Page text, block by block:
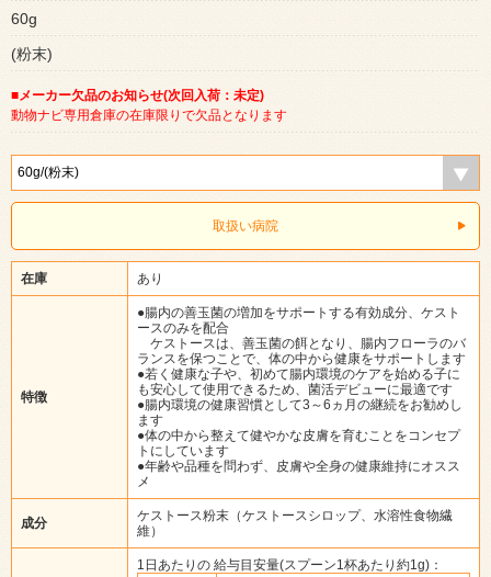
60g
(粉末)
■メーカー欠品のお知らせ(次回入荷：未定)
動物ナビ専用倉庫の在庫限りで欠品となります
取扱い病院
在庫 あり
特徴
●腸内の善玉菌の増加をサポートする有効成分、ケスト
ースのみを配合
ケストースは、善玉菌の餌となり、腸内フローラのバ
ランスを保つことで、体の中から健康をサポートします
●若く健康な子や、初めて腸内環境のケアを始める子に
も安心して使用できるため、菌活デビューに最適です
●腸内環境の健康習慣として3～6ヵ月の継続をお勧めし
ます
●体の中から整えて健やかな皮膚を育むことをコンセプ
トにしています
●年齢や品種を問わず、皮膚や全身の健康維持にオスス
メ
成分
ケストース粉末（ケストースシロップ、水溶性食物繊
維）
1日あたりの 給与目安量(スプーン1杯あたり約1g)：